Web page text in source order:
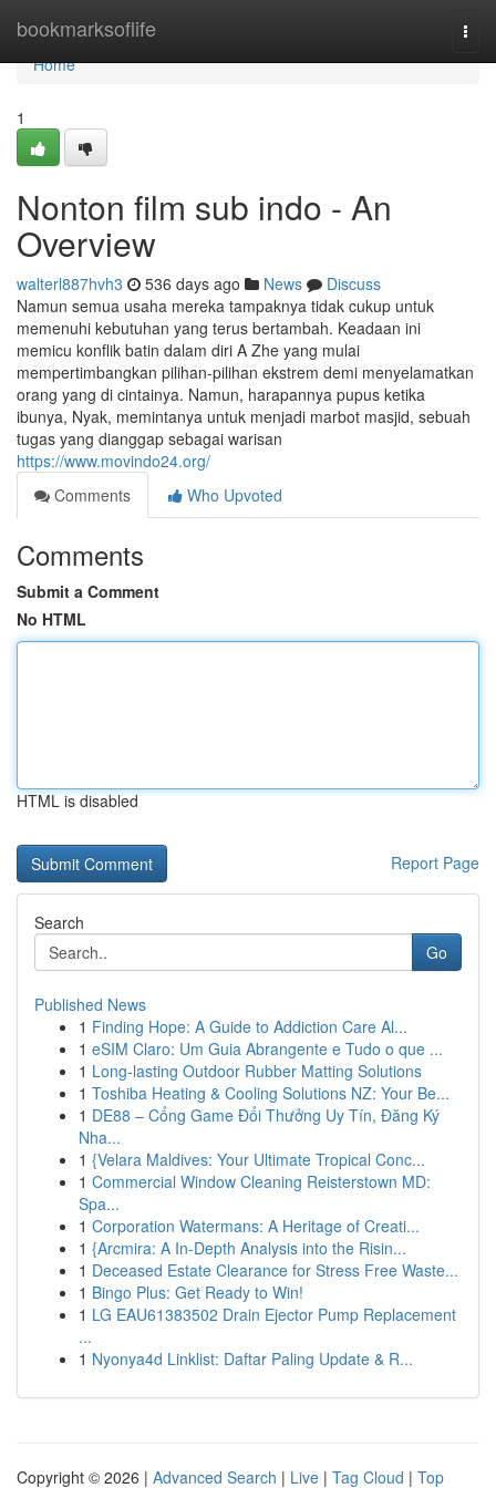
bookmarksoflife
Home
Home
1
Nonton film sub indo - An
Overview
walterl887hvh3 536 days ago News
Discuss
Namun semua usaha mereka tampaknya tidak cukup untuk
memenuhi kebutuhan yang terus bertambah. Keadaan ini
memicu konflik batin dalam diri A Zhe yang mulai
mempertimbangkan pilihan-pilihan ekstrem demi menyelamatkan
orang yang di cintainya. Namun, harapannya pupus ketika
ibunya, Nyak, memintanya untuk menjadi marbot masjid, sebuah
tugas yang dianggap sebagai warisan
https://www.movindo24.org/
Comments
Who Upvoted
Comments
Submit a Comment
No HTML
HTML is disabled
Report Page
Search
Go
Published News
1 Finding Hope: A Guide to Addiction Care Al...
1 eSIM Claro: Um Guia Abrangente e Tudo o que ...
1 Long-lasting Outdoor Rubber Matting Solutions
1 Toshiba Heating & Cooling Solutions NZ: Your Be...
1 DE88 – Cổng Game Đổi Thưởng Uy Tín, Đăng Ký
Nha...
1 {Velara Maldives: Your Ultimate Tropical Conc...
1 Commercial Window Cleaning Reisterstown MD:
Spa...
1 Corporation Watermans: A Heritage of Creati...
1 {Arcmira: A In-Depth Analysis into the Risin...
1 Deceased Estate Clearance for Stress Free Waste...
1 Bingo Plus: Get Ready to Win!
1 LG EAU61383502 Drain Ejector Pump Replacement
...
1 Nyonya4d Linklist: Daftar Paling Update & R...
Copyright © 2026 | Advanced Search | Live | Tag Cloud | Top